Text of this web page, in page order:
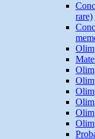
rare)